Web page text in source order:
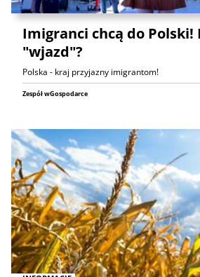
Imigranci chcą do Polski!
"wjazd"?
Polska - kraj przyjazny imigrantom!
Zespół wGospodarce